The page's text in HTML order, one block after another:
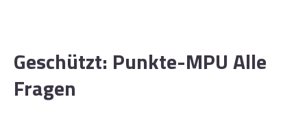
Geschützt: Punkte-MPU Alle
Fragen